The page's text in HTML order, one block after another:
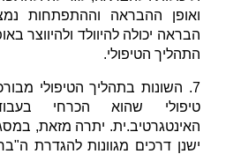
ואופן ההבראה וההתפתחות
הבראה יכולה להיוולד ולהיווצר
התהליך הטיפולי.
7. השונות בתהליך הטיפולי
טיפולי שהוא הכרחי
האינטגרטיב.ית. יתרה מזאת,
ישנן דרכים מגוונות להגדרת